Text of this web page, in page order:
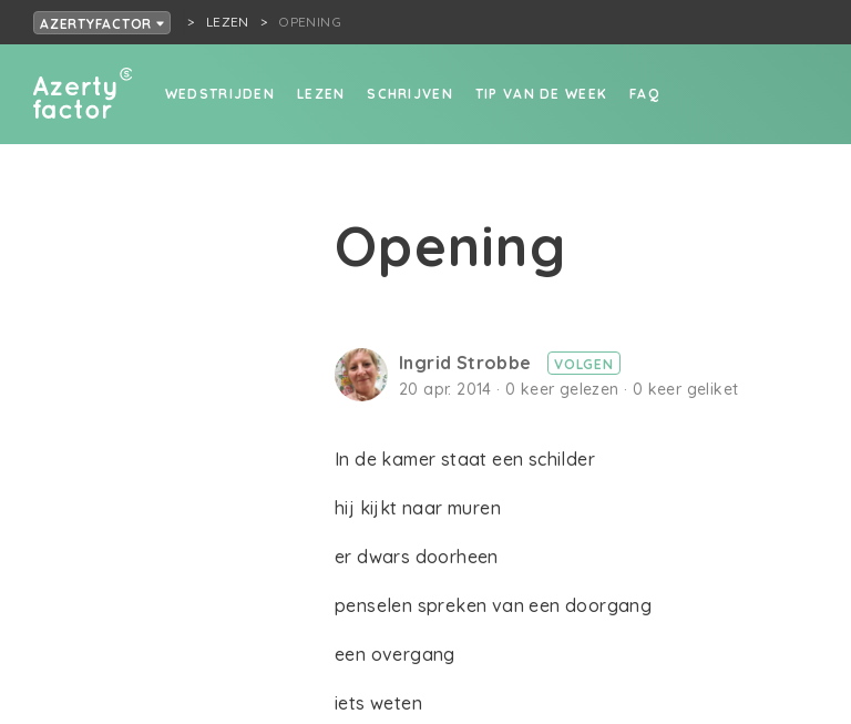
AZERTYFACTOR LEZEN OPENING
WEDSTRIJDEN LEZEN SCHRIJVEN TIP VAN DE WEEK FAQ
Opening
Ingrid Strobbe VOLGEN
20 apr. 2014 · 0 keer gelezen · 0 keer geliket
In de kamer staat een schilder
hij kijkt naar muren
er dwars doorheen
penselen spreken van een doorgang
een overgang
iets weten